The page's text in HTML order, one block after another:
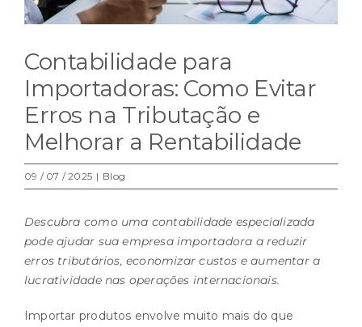
Contabilidade para
Importadoras: Como Evitar
Erros na Tributação e
Melhorar a Rentabilidade
09 / 07 / 2025 | Blog
Descubra como uma contabilidade especializada
pode ajudar sua empresa importadora a reduzir
erros tributários, economizar custos e aumentar a
lucratividade nas operações internacionais.
Importar produtos envolve muito mais do que